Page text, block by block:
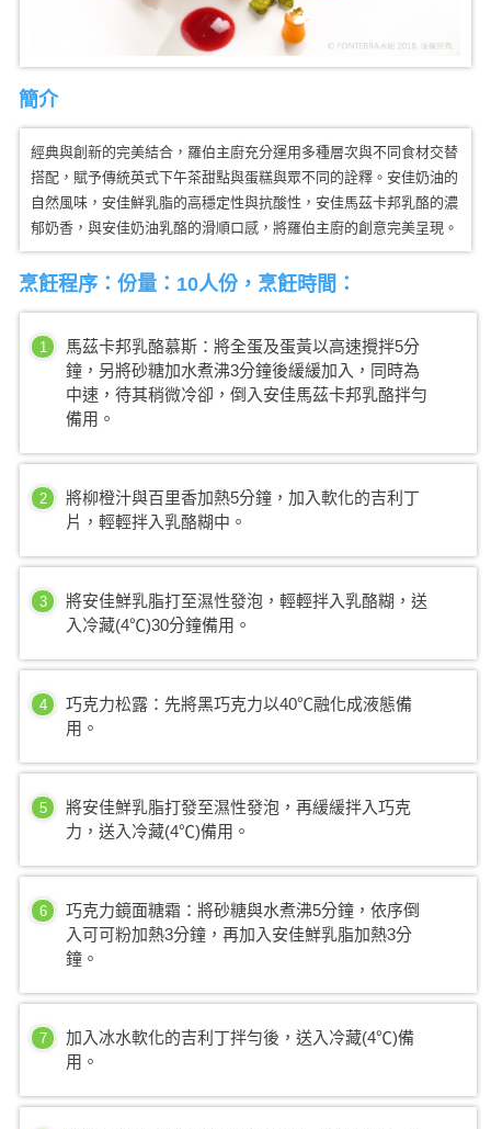
簡介
經典與創新的完美結合，羅伯主廚充分運用多種層次與不同食材交替
搭配，賦予傳統英式下午茶甜點與蛋糕與眾不同的詮釋。安佳奶油的
自然風味，安佳鮮乳脂的高穩定性與抗酸性，安佳馬茲卡邦乳酪的濃
郁奶香，與安佳奶油乳酪的滑順口感，將羅伯主廚的創意完美呈現。
烹飪程序：份量：10人份，烹飪時間：
1
馬茲卡邦乳酪慕斯：將全蛋及蛋黃以高速攪拌5分
鐘，另將砂糖加水煮沸3分鐘後緩緩加入，同時為
中速，待其稍微冷卻，倒入安佳馬茲卡邦乳酪拌勻
備用。
2
將柳橙汁與百里香加熱5分鐘，加入軟化的吉利丁
片，輕輕拌入乳酪糊中。
3
將安佳鮮乳脂打至濕性發泡，輕輕拌入乳酪糊，送
入冷藏(4℃)30分鐘備用。
4
巧克力松露：先將黑巧克力以40℃融化成液態備
用。
5
將安佳鮮乳脂打發至濕性發泡，再緩緩拌入巧克
力，送入冷藏(4℃)備用。
6
巧克力鏡面糖霜：將砂糖與水煮沸5分鐘，依序倒
入可可粉加熱3分鐘，再加入安佳鮮乳脂加熱3分
鐘。
7
加入冰水軟化的吉利丁拌勻後，送入冷藏(4℃)備
用。